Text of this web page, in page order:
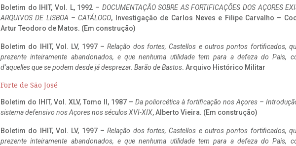
Boletim do IHIT, Vol. L, 1992 – DOCUMENTAÇÃO SOBRE AS FORTIFICAÇÕES DOS AÇORES
ARQUIVOS DE LISBOA – CATÁLOGO, Investigação de Carlos Neves e Filipe Carvalho –
Artur Teodoro de Matos. (Em construção)
Boletim do IHIT, Vol. LV, 1997 –Relação dos fortes, Castellos e outros pontos fortificados,
prezente inteiramente abandonados, e que nenhuma utilidade tem para a defeza do Pais,
d’aquelles que se podem desde já desprezar. Barão de Bastos. Arquivo Histórico Militar
Forte de São José
Boletim do IHIT, Vol. XLV, Tomo II, 1987 – Da poliorcética à fortificação nos Açores –
sistema defensivo nos Açores nos séculos XVI-XIX, Alberto Vieira. (Em construção)
Boletim do IHIT, Vol. LV, 1997 –Relação dos fortes, Castellos e outros pontos fortificados,
prezente inteiramente abandonados, e que nenhuma utilidade tem para a defeza do Pais,